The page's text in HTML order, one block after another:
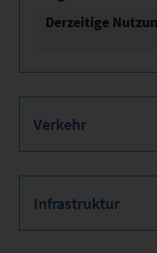
Derzeitige
Verkehr
Infrastruktur